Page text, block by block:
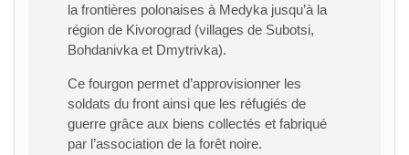
la frontières polonaises à Medyka jusqu’à la
région de Kivorograd (villages de Subotsi,
Bohdanivka et Dmytrivka).
Ce fourgon permet d’approvisionner les
soldats du front ainsi que les réfugiés de
guerre grâce aux biens collectés et fabriqué
par l’association de la forêt noire.